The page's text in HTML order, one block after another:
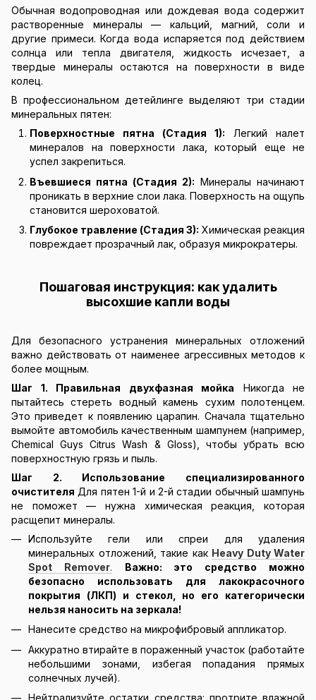
Обычная водопроводная или дождевая вода содержит
растворенные минералы — кальций, магний, соли и
другие примеси. Когда вода испаряется под действием
солнца или тепла двигателя, жидкость исчезает, а
твердые минералы остаются на поверхности в виде
колец.
В профессиональном детейлинге выделяют три стадии
минеральных пятен:
Поверхностные пятна (Стадия 1): Легкий налет
минералов на поверхности лака, который еще не
успел закрепиться.
Въевшиеся пятна (Стадия 2): Минералы начинают
проникать в верхние слои лака. Поверхность на ощупь
становится шероховатой.
Глубокое травление (Стадия 3): Химическая реакция
повреждает прозрачный лак, образуя микрократеры.
Пошаговая инструкция: как удалить
высохшие капли воды
Для безопасного устранения минеральных отложений
важно действовать от наименее агрессивных методов к
более мощным.
Шаг 1. Правильная двухфазная мойка Никогда не
пытайтесь стереть водный камень сухим полотенцем.
Это приведет к появлению царапин. Сначала тщательно
вымойте автомобиль качественным шампунем (например,
Chemical Guys Citrus Wash & Gloss), чтобы убрать всю
поверхностную грязь и пыль.
Шаг 2. Использование специализированного
очистителя Для пятен 1-й и 2-й стадии обычный шампунь
не поможет — нужна химическая реакция, которая
расщепит минералы.
Используйте гели или спреи для удаления
минеральных отложений, такие как Heavy Duty Water
Spot Remover.
Важно: это средство можно
безопасно использовать для лакокрасочного
покрытия (ЛКП) и стекол, но его категорически
нельзя наносить на зеркала!
Нанесите средство на микрофибровый аппликатор.
Аккуратно втирайте в пораженный участок (работайте
небольшими зонами, избегая попадания прямых
солнечных лучей).